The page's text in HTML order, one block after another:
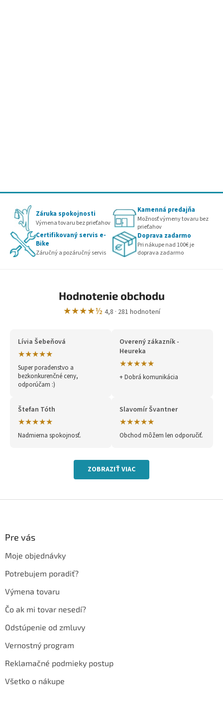
Záruka spokojnosti
Výmena tovaru bez prieťahov
Kamenná predajňa
Možnosť výmeny tovaru bez
prieťahov
Certifikovaný servis e-
Bike
Záručný a pozáručný servis
Doprava zadarmo
Pri nákupe nad 100€ je
doprava zadarmo
Hodnotenie obchodu
★★★★½ 4,8 · 281 hodnotení
Lívia Šebeňová
★★★★★
Super poradenstvo a
bezkonkurenčné ceny,
odporúčam :)
Overený zákazník -
Heureka
★★★★★
+ Dobrá komunikácia
Štefan Tóth
★★★★★
Nadmierna spokojnosť.
Slavomír Švantner
★★★★★
Obchod môžem len odporučiť.
ZOBRAZIŤ VIAC
Pre vás
Moje objednávky
Potrebujem poradiť?
Výmena tovaru
Čo ak mi tovar nesedí?
Odstúpenie od zmluvy
Vernostný program
Reklamačné podmieky postup
Všetko o nákupe